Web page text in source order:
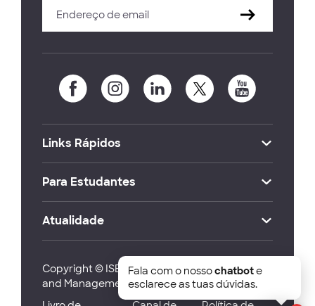
Links Rápidos
Para Estudantes
Atualidade
Copyright © ISEG Lisbon School of Economics
and Management 2026
Fala com o nossochatbote
esclarece as tuas dúvidas.